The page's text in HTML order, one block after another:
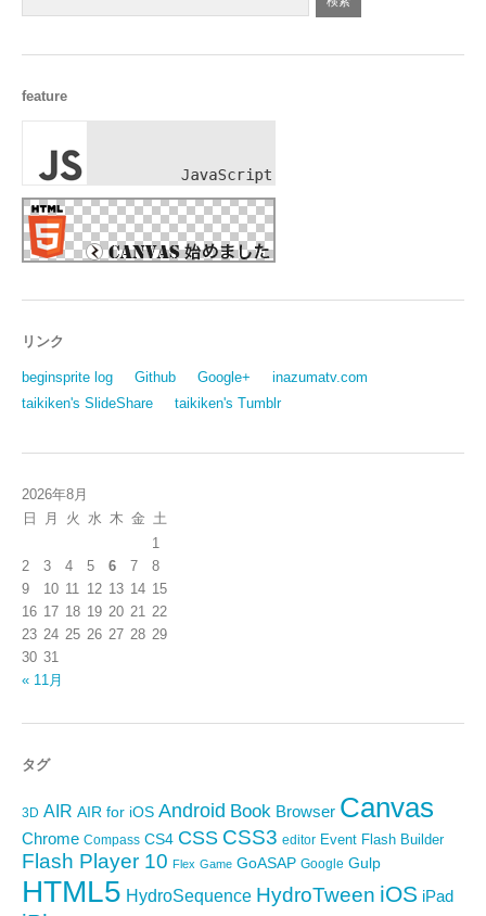
feature
リンク
beginsprite log Github Google+
inazumatv.com
taikiken's SlideShare
taikiken's Tumblr
2026年8月
日
月 火 水 木 金 土
1
2
3 4 5 6 7
8
9
10 11 12 13 14 15
16 17 18 19 20 21 22
23 24 25 26 27 28 29
30 31
« 11月
タグ
3D AIR AIR for iOS Android Book Browser Canvas
Chrome Compass CS4 CSS CSS3 editor Event Flash Builder
Flash Player 10 Flex Game GoASAP Google Gulp
HTML5 HydroSequence HydroTween iOS iPad